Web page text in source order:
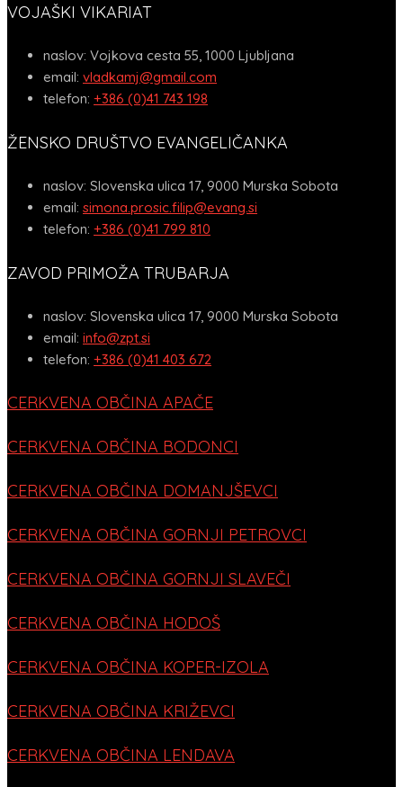
VOJAŠKI VIKARIAT
naslov: Vojkova cesta 55, 1000 Ljubljana
email: vladkamj@gmail.com
telefon: +386 (0)41 743 198
ŽENSKO DRUŠTVO EVANGELIČANKA
naslov: Slovenska ulica 17, 9000 Murska Sobota
email: simona.prosic.filip@evang.si
telefon: +386 (0)41 799 810
ZAVOD PRIMOŽA TRUBARJA
naslov: Slovenska ulica 17, 9000 Murska Sobota
email: info@zpt.si
telefon: +386 (0)41 403 672
CERKVENA OBČINA APAČE
CERKVENA OBČINA BODONCI
CERKVENA OBČINA DOMANJŠEVCI
CERKVENA OBČINA GORNJI PETROVCI
CERKVENA OBČINA GORNJI SLAVEČI
CERKVENA OBČINA HODOŠ
CERKVENA OBČINA KOPER-IZOLA
CERKVENA OBČINA KRIŽEVCI
CERKVENA OBČINA LENDAVA